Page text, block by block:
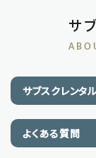
サ
サブスクレンタ
よくある質問